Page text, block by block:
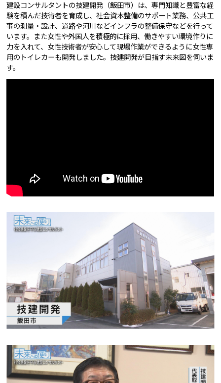
建設コンサルタントの技建開発（飯田市）は、専門知識と豊富な経
験を積んだ技術者を育成し、社会資本整備のサポート業務、公共工
事の測量・設計、道路や河川などインフラの整備保守などを行って
います。また女性や外国人を積極的に採用、働きやすい環境作りに
力を入れて、女性技術者が安心して現場作業ができるように女性専
用のトイレカーも開発しました。技建開発が目指す未来図を伺いま
す。